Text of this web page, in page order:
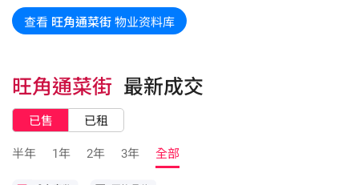
查看 旺角通菜街 物业资料库
旺角通菜街 最新成交
已售 已租
半年 1年 2年 3年 全部